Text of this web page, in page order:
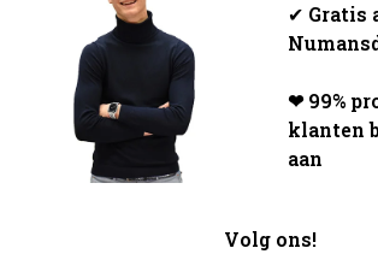
✔ Gratis
❤ 99%
klanten
aan
Volg ons!